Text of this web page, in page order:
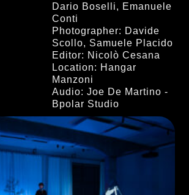
Dario Boselli, Emanuele
Conti
Photographer: Davide
Scollo, Samuele Placido
Editor: Nicolò Cesana
Location: Hangar
Manzoni
Audio: Joe De Martino -
Bpolar Studio